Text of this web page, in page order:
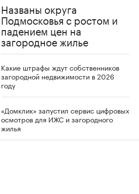
Названы округа
Подмосковья с ростом и
падением цен на
загородное жилье
Какие штрафы ждут собственников
загородной недвижимости в 2026
году
«Домклик» запустил сервис цифровых
осмотров для ИЖС и загородного
жилья